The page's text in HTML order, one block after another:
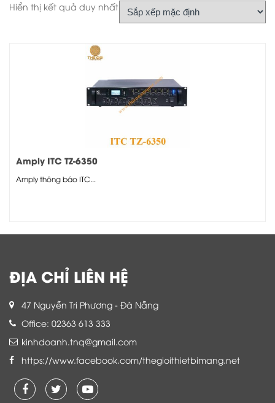
Hiển thị kết quả duy nhất
Amply ITC TZ-6350
Amply thông báo ITC...
ĐỊA CHỈ LIÊN HỆ
47 Nguyễn Tri Phương - Đà Nẵng
Office: 02363 613 333
kinhdoanh.tnq@gmail.com
https://www.facebook.com/thegioithietbimang.net